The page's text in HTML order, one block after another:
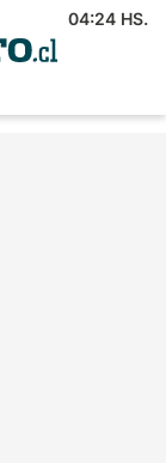
04:24 HS.